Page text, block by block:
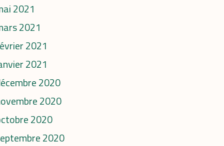
2021
2021
2021
2021
2020
2020
2020
2020